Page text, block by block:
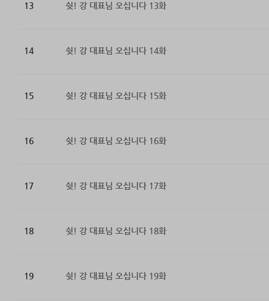
13 쉿! 강 대표님 오십니다 13화
14 쉿! 강 대표님 오십니다 14화
15 쉿! 강 대표님 오십니다 15화
16 쉿! 강 대표님 오십니다 16화
17 쉿! 강 대표님 오십니다 17화
18 쉿! 강 대표님 오십니다 18화
19 쉿! 강 대표님 오십니다 19화